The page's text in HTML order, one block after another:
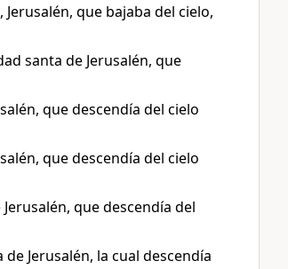
que bajaba del cielo,
santa de Jerusalén, que
que descendía del cielo
que descendía del cielo
que descendía del
Jerusalén, la cual descendía